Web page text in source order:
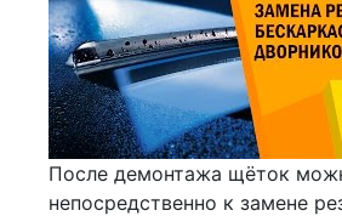
После демонтажа щёток
непосредственно к замене